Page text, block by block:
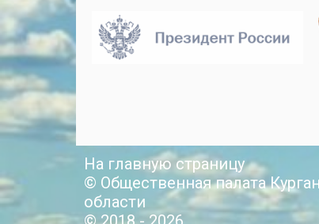
На главную страницу
© Общественная палата
области